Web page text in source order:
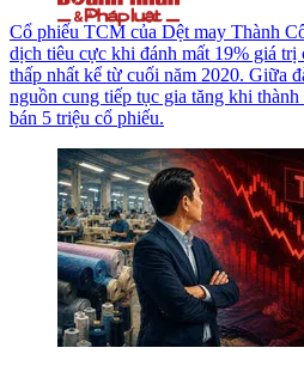
Cổ phiếu TCM của Dệt may Thành
dịch tiêu cực khi đánh mất 19% giá
thấp nhất kể từ cuối năm 2020. Giữa
nguồn cung tiếp tục gia tăng khi
bán 5 triệu cổ phiếu.